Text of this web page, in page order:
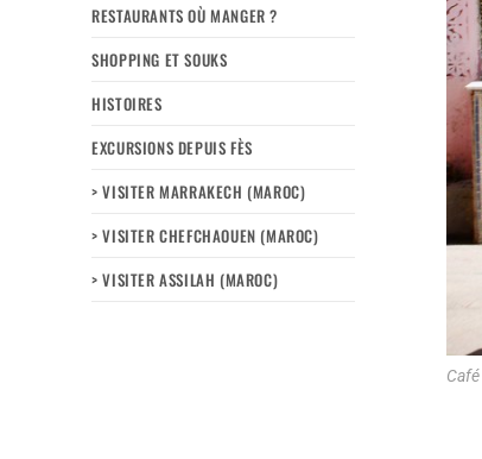
RESTAURANTS OÙ MANGER ?
SHOPPING ET SOUKS
HISTOIRES
EXCURSIONS DEPUIS FÈS
> VISITER MARRAKECH (MAROC)
> VISITER CHEFCHAOUEN (MAROC)
> VISITER ASSILAH (MAROC)